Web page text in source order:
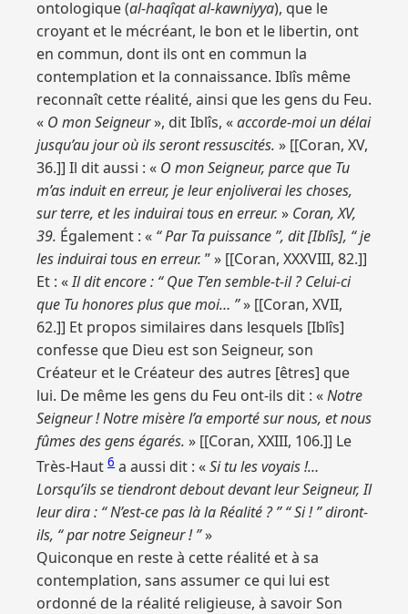
ontologique (al-haqîqat al-kawniyya), que le
croyant et le mécréant, le bon et le libertin, ont
en commun, dont ils ont en commun la
contemplation et la connaissance. Iblîs même
reconnaît cette réalité, ainsi que les gens du Feu.
« O mon Seigneur», dit Iblîs, «accorde-moi un délai
jusqu’au jour où ils seront ressuscités. » [[Coran, XV,
36.]] Il dit aussi : « O mon Seigneur, parce que Tu
m’as induit en erreur, je leur enjoliverai les choses,
sur terre, et les induirai tous en erreur. » Coran, XV,
39. Également : « “ Par Ta puissance ”, dit [Iblîs], “ je
les induirai tous en erreur. ” » [[Coran, XXXVIII, 82.]]
Et : «Il dit encore : “ Que T’en semble-t-il ? Celui-ci
que Tu honores plus que moi… ”» [[Coran, XVII,
62.]] Et propos similaires dans lesquels [Iblîs]
confesse que Dieu est son Seigneur, son
Créateur et le Créateur des autres [êtres] que
lui. De même les gens du Feu ont-ils dit : «Notre
Seigneur ! Notre misère l’a emporté sur nous, et nous
fûmes des gens égarés. » [[Coran, XXIII, 106.]] Le
Très-Haut 6 a aussi dit : «Si tu les voyais !…
Lorsqu’ils se tiendront debout devant leur Seigneur, Il
leur dira : “ N’est-ce pas là la Réalité ? ” “ Si ! ” diront-
ils, “ par notre Seigneur ! ”»
Quiconque en reste à cette réalité et à sa
contemplation, sans assumer ce qui lui est
ordonné de la réalité religieuse, à savoir Son